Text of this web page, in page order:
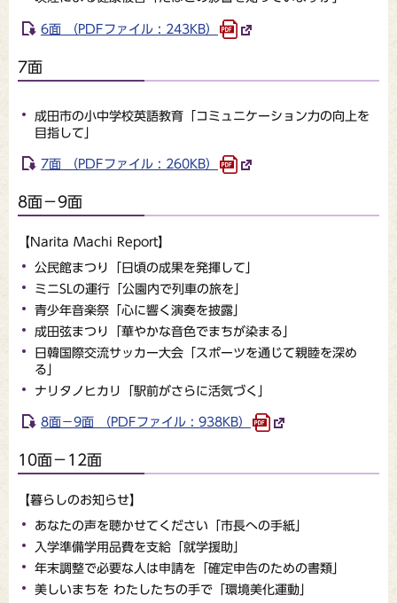
6面 （PDFファイル : 243KB）
7面
成田市の小中学校英語教育「コミュニケーション力の向上を
目指して」
7面 （PDFファイル : 260KB）
8面－9面
【Narita Machi Report】
公民館まつり「日頃の成果を発揮して」
ミニSLの運行「公園内で列車の旅を」
青少年音楽祭「心に響く演奏を披露」
成田弦まつり「華やかな音色でまちが染まる」
日韓国際交流サッカー大会「スポーツを通じて親睦を深め
る」
ナリタノヒカリ「駅前がさらに活気づく」
8面－9面 （PDFファイル : 938KB）
10面－12面
【暮らしのお知らせ】
あなたの声を聴かせてください「市長への手紙」
入学準備学用品費を支給「就学援助」
年末調整で必要な人は申請を「確定申告のための書類」
美しいまちを わたしたちの手で「環境美化運動」